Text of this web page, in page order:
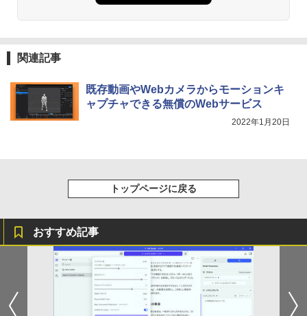
関連記事
既存動画やWebカメラからモーションキ
ャプチャできる無償のWebサービス
2022年1月20日
トップページに戻る
おすすめ記事